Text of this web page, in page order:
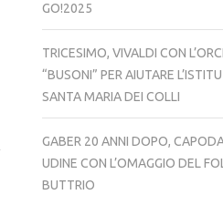
GO!2025
TRICESIMO, VIVALDI CON
“BUSONI” PER AIUTARE
SANTA MARIA DEI COLLI
GABER 20 ANNI DOPO,
UDINE CON L’OMAGGIO DEL
BUTTRIO